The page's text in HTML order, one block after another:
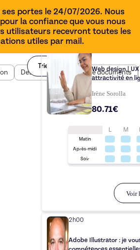
portes le 24/07/2026. Nous
la confiance que vous nous
utilisateurs recevront toutes les
utiles par mail.
Design BD Design de documents
Trier par
Web design |
attractivité en
Irène Sorolla
80.71€
L M
Matin
Après-midi
Soir
Voir
2h00
Adobe Illustrator : je